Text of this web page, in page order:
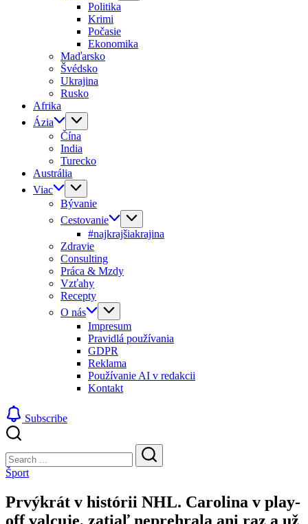
Politika
Krimi
Počasie
Ekonomika
Maďarsko
Švédsko
Ukrajina
Rusko
Afrika
Ázia
Čína
India
Turecko
Austrália
Viac
Bývanie
Cestovanie
#najkrajšiakrajina
Zdravie
Consulting
Práca & Mzdy
Vzťahy
Recepty
O nás
Impresum
Pravidlá používania
GDPR
Reklama
Používanie AI v redakcii
Kontakt
Subscribe
Search
Search
Šport
Prvýkrát v histórii NHL. Carolina v play-